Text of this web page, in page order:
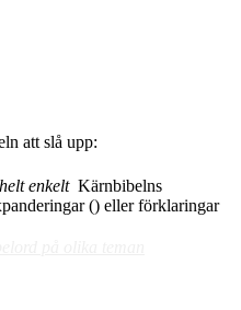
att slå upp:
helt enkelt Kärnbibelns
() eller förklaringar